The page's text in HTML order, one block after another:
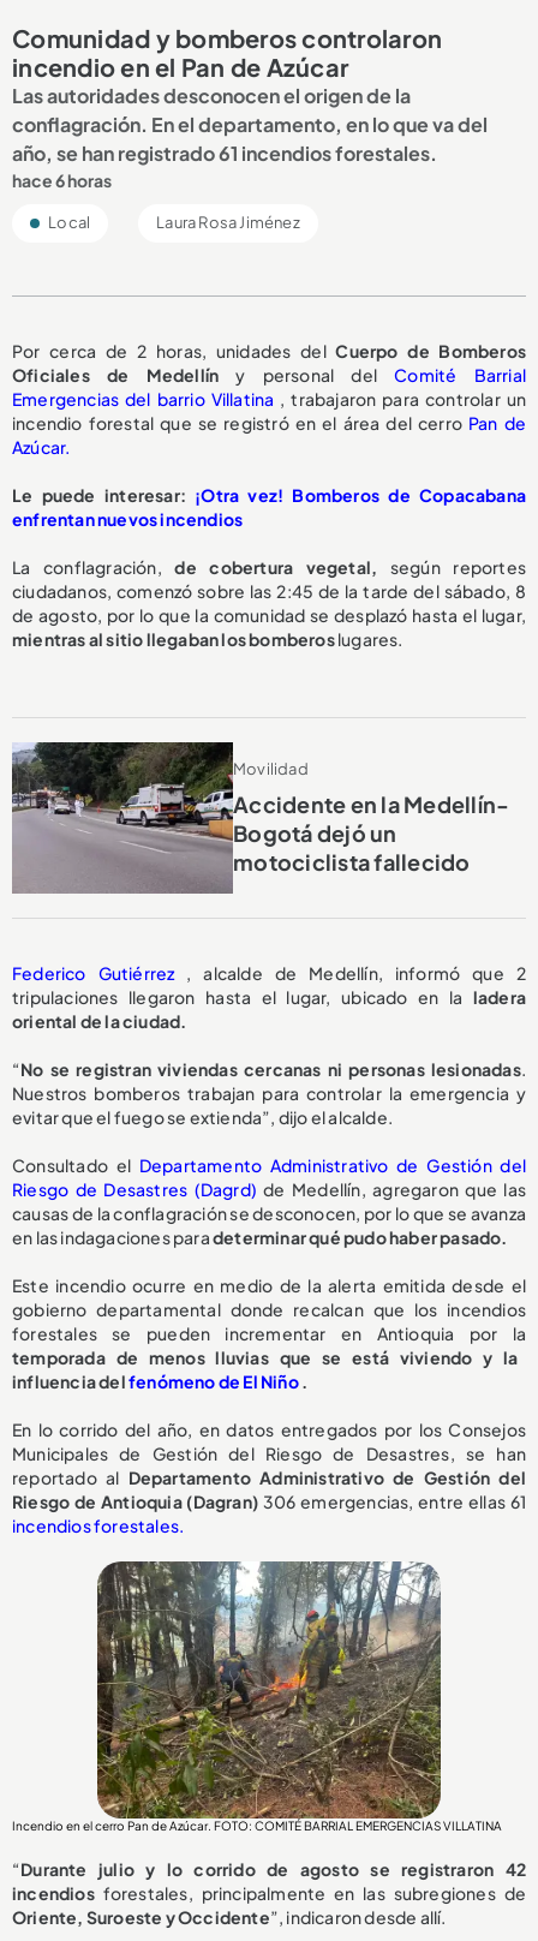
Comunidad y bomberos controlaron
incendio en el Pan de Azúcar
Las autoridades desconocen el origen de la
conflagración. En el departamento, en lo que va del
año, se han registrado 61 incendios forestales.
hace 6 horas
Local Laura Rosa Jiménez
Por cerca de 2 horas, unidades delCuerpo de Bomberos
Oficiales de Medellín y personal delComité Barrial
Emergencias del barrio Villatina , trabajaron para controlar un
incendio forestal que se registró en el área del cerro Pan de
Azúcar.
Le puede interesar: ¡Otra vez! Bomberos de Copacabana
enfrentan nuevos incendios
La conflagración,de cobertura vegetal,
según reportes
ciudadanos, comenzó sobre las 2:45 de la tarde del sábado, 8
de agosto, por lo que la comunidad se desplazó hasta el lugar,
mientras al sitio llegaban los bomberoslugares.
Movilidad
Accidente en la Medellín-
Bogotá dejó un
motociclista fallecido
Federico Gutiérrez , alcalde de Medellín, informó que 2
tripulaciones llegaron hasta el lugar, ubicado en la ladera
oriental de la ciudad.
“No se registran viviendas cercanas ni personas lesionadas.
Nuestros bomberos trabajan para controlar la emergencia y
evitar que el fuego se extienda”, dijo el alcalde.
Consultado el Departamento Administrativo de Gestión del
Riesgo de Desastres (Dagrd) de Medellín, agregaron que las
causas de la conflagración se desconocen, por lo que se avanza
en las indagaciones paradeterminar qué pudo haber pasado.
Este incendio ocurre en medio de la alerta emitida desde el
gobierno departamental donde recalcan que los incendios
forestales se pueden incrementar en Antioquia por la
temporada de menos lluvias que se está viviendo y la
influencia delfenómeno de El Niño.
En lo corrido del año, en datos entregados por los Consejos
Municipales de Gestión del Riesgo de Desastres, se han
reportado al Departamento Administrativo de Gestión del
Riesgo de Antioquia (Dagran) 306 emergencias, entre ellas 61
incendios forestales.
Incendio en el cerro Pan de Azúcar. FOTO: COMITÉ BARRIAL EMERGENCIAS VILLATINA
“Durante julio y lo corrido de agosto se registraron 42
incendiosforestales, principalmente en las subregiones de
Oriente, Suroeste y Occidente”, indicaron desde allí.